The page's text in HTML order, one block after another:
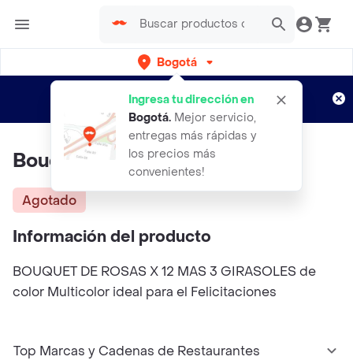
Bogotá
Ingresa tu dirección en
Bogotá. Mejor servicio,
entregas más rápidas y
los precios más
convenientes!
envíos gratis por semanas
Aplican TyC
Bouquet De Rosas & Girasoles
Agotado
Información del producto
BOUQUET DE ROSAS X 12 MAS 3 GIRASOLES de
color Multicolor ideal para el Felicitaciones
Top Marcas y Cadenas de Restaurantes